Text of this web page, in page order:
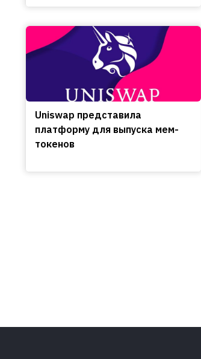
Uniswap представила
платформу для выпуска мем-
токенов